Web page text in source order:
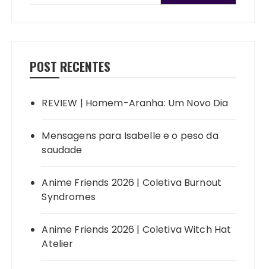
POST RECENTES
REVIEW | Homem-Aranha: Um Novo Dia
Mensagens para Isabelle e o peso da
saudade
Anime Friends 2026 | Coletiva Burnout
Syndromes
Anime Friends 2026 | Coletiva Witch Hat
Atelier